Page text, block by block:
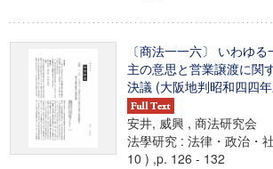
〔商法一一六〕 いわゆ
主の意思と営業譲渡に関
決議 (大阪地判昭和四四
安井, 威興 , 商法研究会
法學研究 : 法律・政治・
10 ) ,p. 126 - 132